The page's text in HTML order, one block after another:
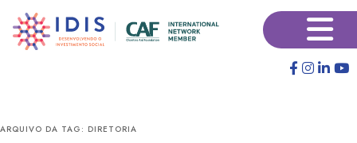
para
para
×
ARQUIVO DA TAG: DIRETORIA